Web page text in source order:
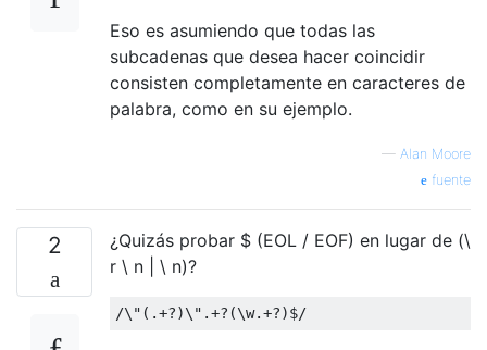
Eso es asumiendo que todas las
subcadenas que desea hacer coincidir
consisten completamente en caracteres de
palabra, como en su ejemplo.
— Alan Moore
fuente
2
¿Quizás probar $ (EOL / EOF) en lugar de (\
r \ n | \ n)?
/\ " (.+?)\ " .+?(\w.+?)